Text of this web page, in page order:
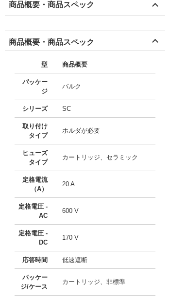
商品概要・商品スペック
商品概要・商品スペック
型 商品概要
パッケー
ジ
バルク
シリーズ SC
取り付け
タイプ
ホルダが必要
ヒューズ
タイプ
カートリッジ、セラミック
定格電流
（A）
20 A
定格電圧 -
AC
600 V
定格電圧 -
DC
170 V
応答時間 低速遮断
パッケー
ジ/ケース
カートリッジ、非標準